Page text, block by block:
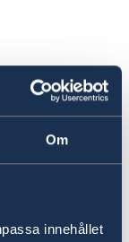
Om
innehållet
Status
om
måste det